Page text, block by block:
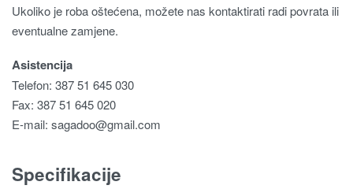
Ukoliko je roba oštećena, možete nas kontaktirati radi povrata ili
eventualne zamjene.
Asistencija
Telefon: 387 51 645 030
Fax: 387 51 645 020
E-mail: sagadoo@gmail.com
Specifikacije